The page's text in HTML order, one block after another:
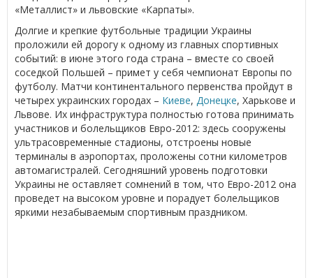
«Металлист» и львовские «Карпаты».
Долгие и крепкие футбольные традиции Украины
проложили ей дорогу к одному из главных спортивных
событий: в июне этого года страна – вместе со своей
соседкой Польшей – примет у себя чемпионат Европы по
футболу. Матчи континентального первенства пройдут в
четырех украинских городах – Киеве, Донецке, Харькове и
Львове. Их инфраструктура полностью готова принимать
участников и болельщиков Евро-2012: здесь сооружены
ультрасовременные стадионы, отстроены новые
терминалы в аэропортах, проложены сотни километров
автомагистралей. Сегодняшний уровень подготовки
Украины не оставляет сомнений в том, что Евро-2012 она
проведет на высоком уровне и порадует болельщиков
яркими незабываемым спортивным праздником.